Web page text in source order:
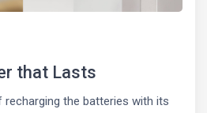
that Lasts
recharging the batteries with its